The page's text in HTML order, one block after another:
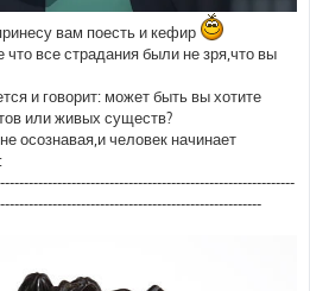
вам поесть и кефир
что все страдания были не зря,что вы
и говорит: может быть вы хотите
или живых существ?
осознавая,и человек начинает